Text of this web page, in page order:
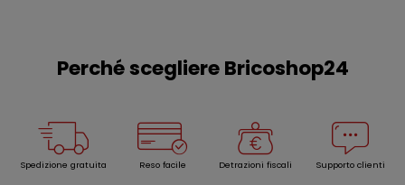
Perché scegliere Bricoshop24
Spedizione gratuita Reso facile Detrazioni fiscali Supporto clienti